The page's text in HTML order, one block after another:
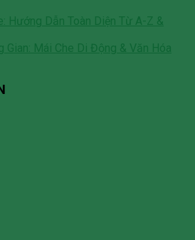
Hướng Dẫn Toàn Diện Từ A-Z &
Gian: Mái Che Di Động & Văn Hóa